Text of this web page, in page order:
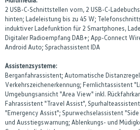
2 USB-C-Schnittstellen vorn, 2 USB-C-
hinten; Ladeleistung bis zu 45 W;
induktiver Ladefunktion für 2 Smartphones,
Digitaler Radioempfang DAB+; App-Connect
Android Auto; Sprachassistent IDA
Assistenzsysteme:
Berganfahrassistent; Automatische
Verkehrszeichenerkennung; Fernlichtassistent
Umgebungsansicht "Area View" inkl.
Fahrassistent "Travel Assist",
"Emergency Assist"; Spurwechselassistent
und Ausstiegswarnung; Ablenkungs- und